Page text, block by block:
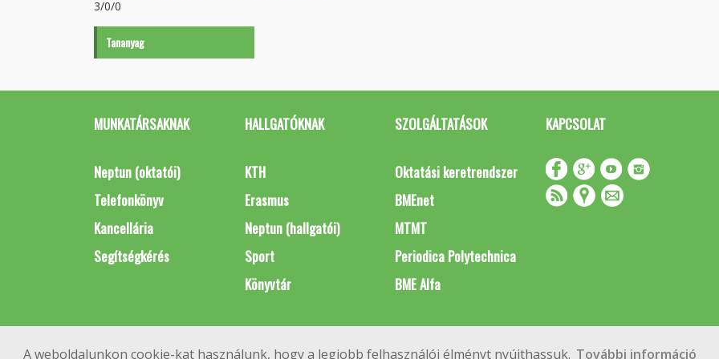
A weboldalunkon cookie-kat használunk, hogy a legjobb felhasználói élményt nyújthassuk. További információ
3/0/0
Tananyag
MUNKATÁRSAKNAK
Neptun (oktatói)
Telefonkönyv
Kancellária
Segítségkérés
HALLGATÓKNAK
KTH
Erasmus
Neptun (hallgatói)
Sport
Könyvtár
SZOLGÁLTATÁSOK
Oktatási keretrendszer
BMEnet
MTMT
Periodica Polytechnica
BME Alfa
KAPCSOLAT
Impresszum
Copyright © 2020 BME Építőmérnöki Kar